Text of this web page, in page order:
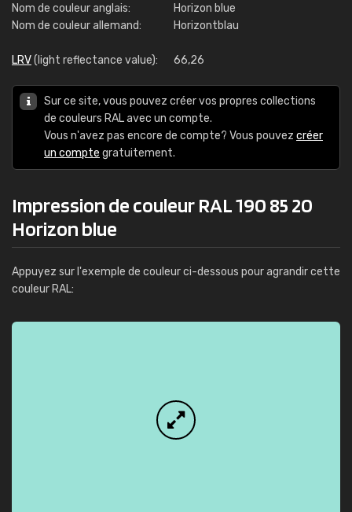
Nom de couleur anglais:
Horizon blue
Nom de couleur allemand:
Horizontblau
LRV(light reflectance value): 66,26
Sur ce site, vous pouvez créer vos propres collections
de couleurs RAL avec un compte.
Vous n'avez pas encore de compte? Vous pouvez créer
un compte gratuitement.
Impression de couleur RAL 190 85 20
Horizon blue
Appuyez sur l'exemple de couleur ci-dessous pour agrandir cette
couleur RAL: